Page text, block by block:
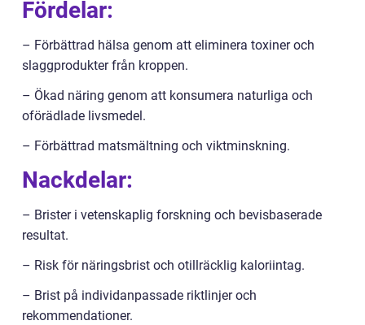
Fördelar:
– Förbättrad hälsa genom att eliminera toxiner och
slaggprodukter från kroppen.
– Ökad näring genom att konsumera naturliga och
oförädlade livsmedel.
– Förbättrad matsmältning och viktminskning.
Nackdelar:
– Brister i vetenskaplig forskning och bevisbaserade
resultat.
– Risk för näringsbrist och otillräcklig kaloriintag.
– Brist på individanpassade riktlinjer och
rekommendationer.